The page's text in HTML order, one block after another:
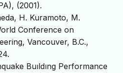
(2001).
H. Kuramoto, M.
Conference on
Vancouver, B.C.,
Buıldıng Performance